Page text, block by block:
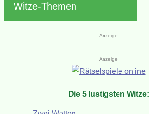
Witze-Themen
Anzeige
Anzeige
Die 5 lustigsten Witze: